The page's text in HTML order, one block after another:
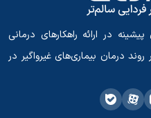
در ارائه راهکارهای درمانی
روند درمان بیماری‌های غیرواگیر در